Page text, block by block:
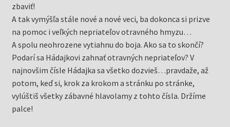
zbaviť!
A tak vymýšľa stále nové a nové veci, ba dokonca si prizve
na pomoc i veľkých nepriateľov otravného hmyzu…
A spolu neohrozene vytiahnu do boja. Ako sa to skončí?
Podarí sa Hádajkovi zahnať otravných nepriateľov? V
najnovšim čísle Hádajka sa všetko dozvieš…pravdaže, až
potom, keď si, krok za krokom a stránku po stránke,
vylúštiš všetky zábavné hlavolamy z tohto čísla. Držíme
palce!